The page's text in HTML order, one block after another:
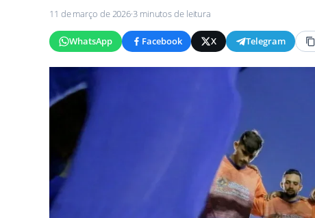
11 de março de 2026·3 minutos de leitura
WhatsApp Facebook X Telegram